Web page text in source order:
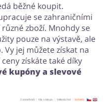
běžné koupit.
se zahraničními
zboží. Mnohdy se
pouze na výstavě, ale
Vy jej můžete získat na
získáte také díky
kupóny a slevové